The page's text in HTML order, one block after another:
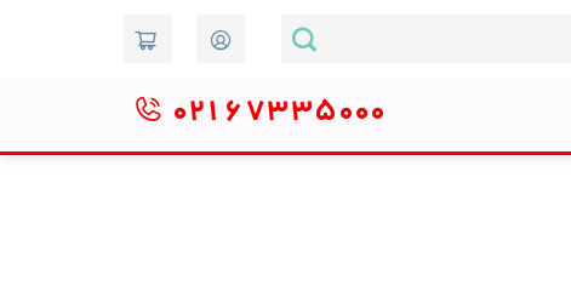
۰۲۱ ۶۷۳۳۵۰۰۰